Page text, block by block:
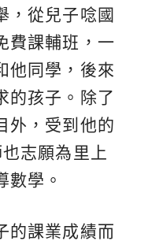
，從兒子唸國
費課輔班，一
他同學，後來
的孩子。除了
外，受到他的
志願為里上
數學。
的課業成績而